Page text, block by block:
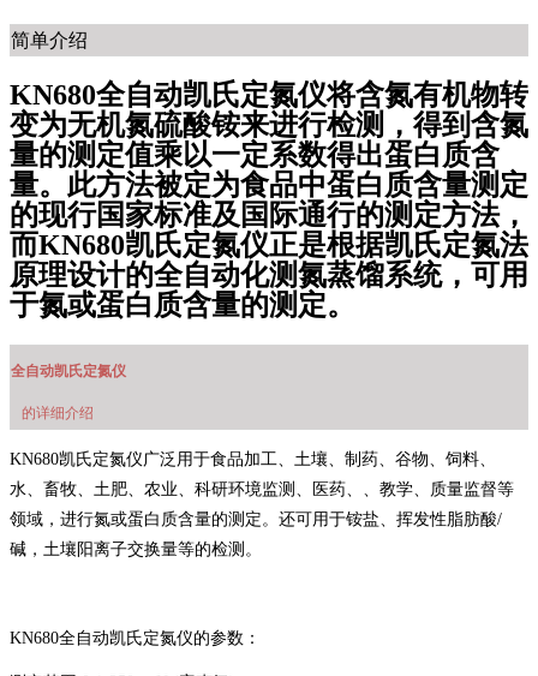
简单介绍
KN680全自动凯氏定氮仪将含氮有机物转
变为无机氮硫酸铵来进行检测，得到含氮
量的测定值乘以一定系数得出蛋白质含
量。此方法被定为食品中蛋白质含量测定
的现行国家标准及国际通行的测定方法，
而KN680凯氏定氮仪正是根据凯氏定氮法
原理设计的全自动化测氮蒸馏系统，可用
于氮或蛋白质含量的测定。
全自动凯氏定氮仪
的详细介绍
KN680凯氏定氮仪广泛用于食品加工、 土壤、制药、 谷物、饲料、
水、畜牧、土肥、 农业、科研环境监测、医药、、教学、质量监督等
领域，进行氮或蛋白质含量的测定。还可用于铵盐、挥发性脂肪酸/
碱，土壤阳离子交换量等的检测。
KN680全自动凯氏定氮仪的参数：